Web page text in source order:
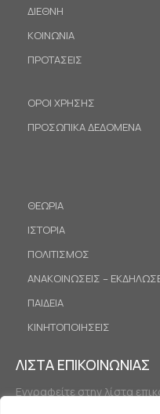
ΔΙΕΘΝΗ
ΚΟΙΝΩΝΙΑ
ΠΡΟΤΑΣΕΙΣ
ΟΡΟΙ ΧΡΗΣΗΣ
ΠΡΟΣΩΠΙΚΑ ΔΕΔΟΜΕΝΑ
ΘΕΩΡΙΑ
ΙΣΤΟΡΙΑ
ΠΟΛΙΤΙΣΜΟΣ
ΑΝΑΚΟΙΝΩΣΕΙΣ –
ΠΑΙΔΕΙΑ
ΚΙΝΗΤΟΠΟΙΗΣΕΙΣ
ΛΙΣΤΑ ΕΠΙΚΟΙΝΩΝΙΑΣ
Εγγραφείτε στην λίστα